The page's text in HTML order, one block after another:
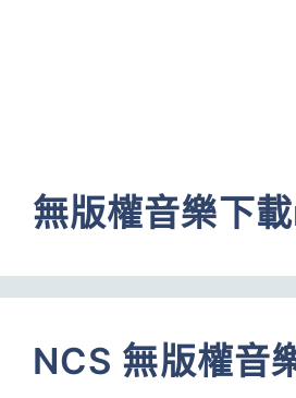
無版權音樂下
NCS 無版權音